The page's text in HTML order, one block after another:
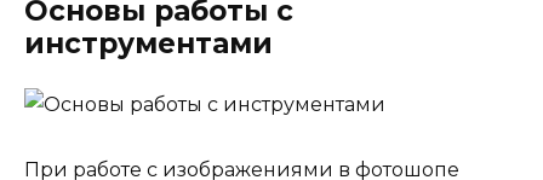
Основы работы с
инструментами
При работе с изображениями в фотошопе